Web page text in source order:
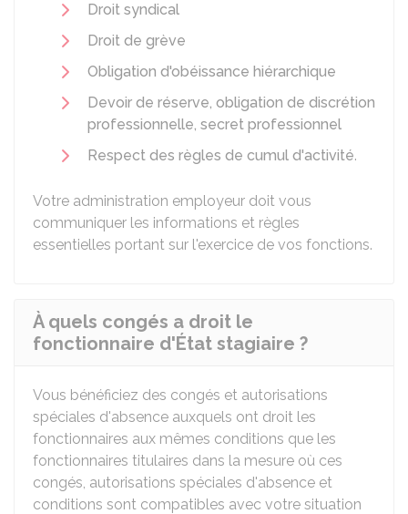
Droit syndical
Droit de grève
Obligation d'obéissance hiérarchique
Devoir de réserve, obligation de discrétion
professionnelle, secret professionnel
Respect des règles de cumul d'activité.
Votre administration employeur doit vous
communiquer les informations et règles
essentielles portant sur l'exercice de vos fonctions.
À quels congés a droit le
fonctionnaire d'État stagiaire ?
Vous bénéficiez des congés et autorisations
spéciales d'absence auxquels ont droit les
fonctionnaires aux mêmes conditions que les
fonctionnaires titulaires dans la mesure où ces
congés, autorisations spéciales d'absence et
conditions sont compatibles avec votre situation